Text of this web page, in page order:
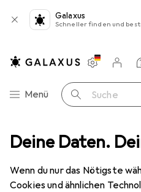
Deine Daten.
Wenn du nur das Nötigste
Cookies und ähnlichen
Galaxus
Schneller finden und
Navigation nach Kategorien
Menü Suche
Einstellungen
Kundenkonto
Merklisten
Warenkorb
Angeln